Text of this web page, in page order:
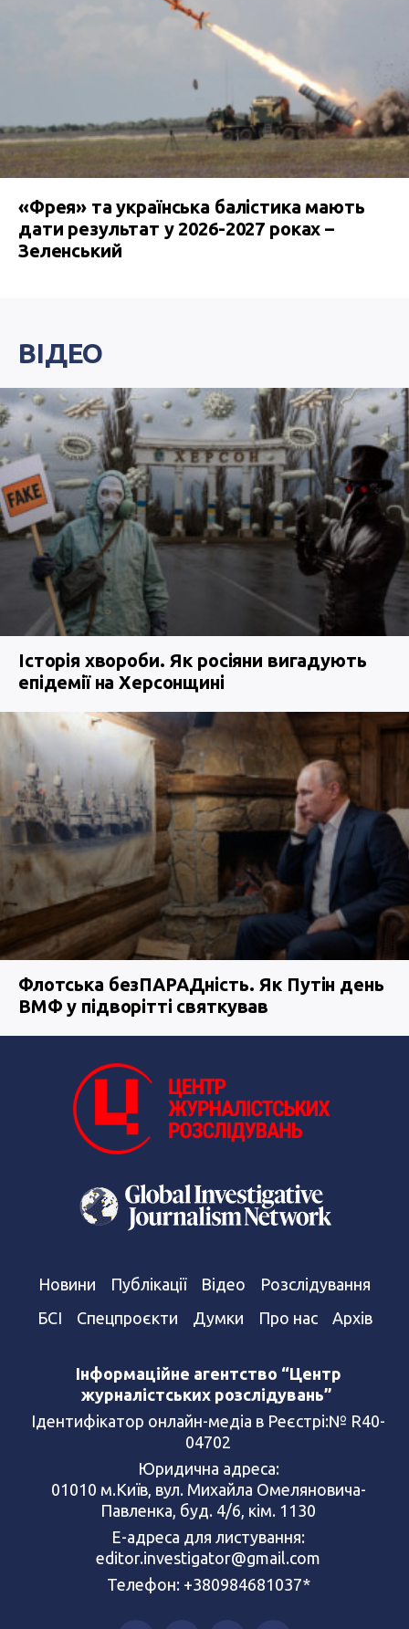
«Фрея» та українська балістика мають
дати результат у 2026-2027 роках –
Зеленський
ВІДЕО
Історія хвороби. Як росіяни вигадують
епідемії на Херсонщині
Флотська безПАРАДність. Як Путін день
ВМФ у підворітті святкував
Новини Публікації Відео
Розслідування
БСІ
Спецпроєкти Думки Про нас Архів
Інформаційне агентство “Центр
журналістських розслідувань”
Ідентифікатор онлайн-медіа в Реєстрі:№ R40-
04702
Юридична адреса:
01010 м.Київ, вул. Михайла Омеляновича-
Павленка, буд. 4/6, кім. 1130
Е-адреса для листування:
editor.investigator@gmail.com
Телефон: +380984681037*